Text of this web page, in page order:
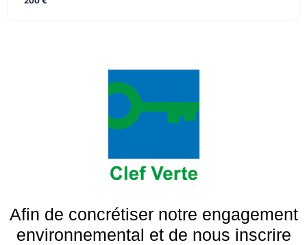
Afin de concrétiser notre engagement
environnemental et de nous inscrire